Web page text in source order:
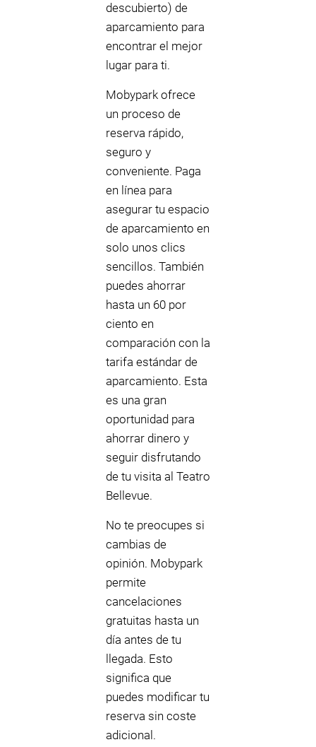
descubierto) de
aparcamiento para
encontrar el mejor
lugar para ti.
Mobypark ofrece
un proceso de
reserva rápido,
seguro y
conveniente. Paga
en línea para
asegurar tu espacio
de aparcamiento en
solo unos clics
sencillos. También
puedes ahorrar
hasta un 60 por
ciento en
comparación con la
tarifa estándar de
aparcamiento. Esta
es una gran
oportunidad para
ahorrar dinero y
seguir disfrutando
de tu visita al Teatro
Bellevue.
No te preocupes si
cambias de
opinión. Mobypark
permite
cancelaciones
gratuitas hasta un
día antes de tu
llegada. Esto
significa que
puedes modificar tu
reserva sin coste
adicional.